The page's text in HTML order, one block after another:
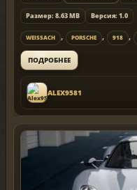
Размер: 8.63 MB Версия: 1.0
WEISSACH , PORSCHE , 918 ,
ПОДРОБНЕЕ
ALEX9581